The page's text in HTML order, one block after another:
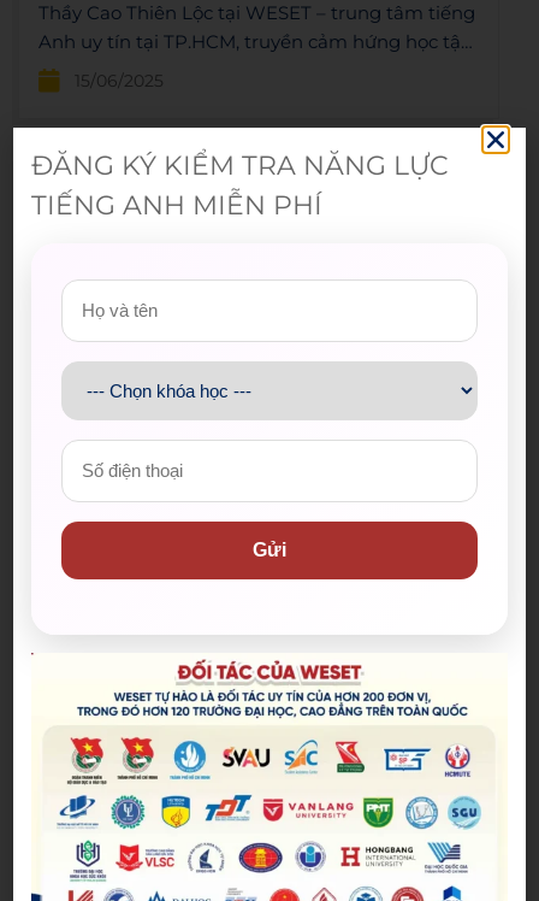
Thầy Cao Thiên Lộc tại WESET – trung tâm tiếng
Anh uy tín tại TP.HCM, truyền cảm hứng học tập
tích cực đến hàng trăm học viên.
15/06/2025
CÔ HOÀNG DUNG VÀ CHÂM NGÔN ĐÁNG QUÝ
CHO HỌC VIÊN IELTS
Đăng bởi: Admin
Một trong những “tips học chill” cô Dung hay giới
thiệu chính là BBC 6 Minute English – series
podcast với những chủ đề đời thường nhưng cực
kỳ thú vị như công nghệ, trí nhớ, sức khỏe tinh
thần hay... lý do tại sao con người hay quên mật
khẩu
09/06/2025
ĐĂNG KÝ KIỂM TRA NĂNG LỰC
TIẾNG ANH MIỄN PHÍ
Gửi